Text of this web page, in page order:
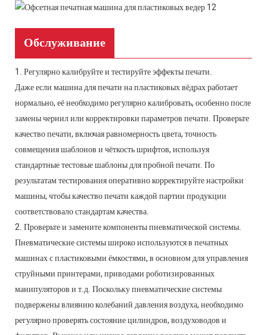
Обслуживание
1. Регулярно калибруйте и тестируйте эффекты печати.
Даже если машина для печати на пластиковых вёдрах работает
нормально, её необходимо регулярно калибровать, особенно после
замены чернил или корректировки параметров печати. ​​Проверьте
качество печати, включая равномерность цвета, точность
совмещения шаблонов и чёткость шрифтов, используя
стандартные тестовые шаблоны для пробной печати. ​​По
результатам тестирования оперативно корректируйте настройки
машины, чтобы качество печати каждой партии продукции
соответствовало стандартам качества.
2. Проверьте и замените компоненты пневматической системы.
Пневматические системы широко используются в печатных
машинах с пластиковыми ёмкостями, в основном для управления
струйными принтерами, приводами роботизированных
манипуляторов и т.д. Поскольку пневматические системы
подвержены влиянию колебаний давления воздуха, необходимо
регулярно проверять состояние цилиндров, воздуховодов и